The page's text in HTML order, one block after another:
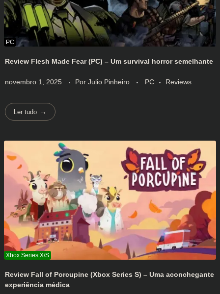
Review Flesh Made Fear (PC) – Um survival horror semelhante
novembro 1, 2025 Por Julio Pinheiro PC Reviews
Ler tudo
Review Fall of Porcupine (Xbox Series S) – Uma aconchegante
experiência médica